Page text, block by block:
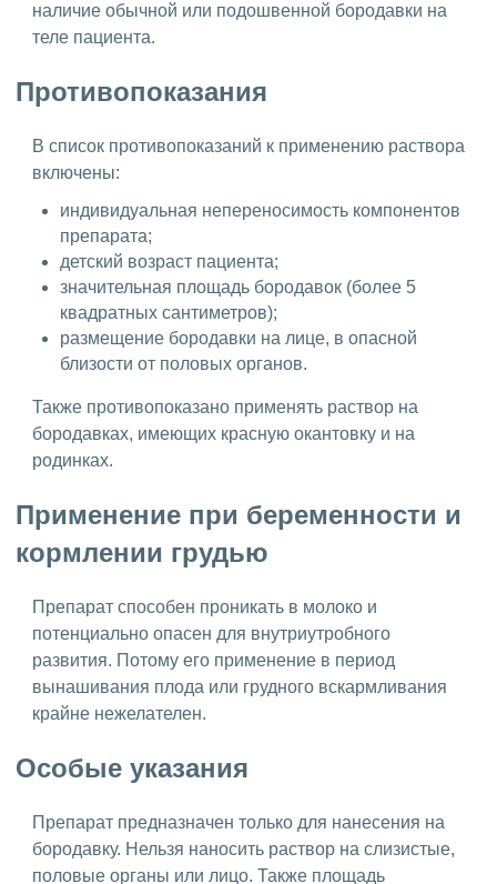
наличие обычной или подошвенной бородавки на
теле пациента.
Противопоказания
В список противопоказаний к применению раствора
включены:
индивидуальная непереносимость компонентов
препарата;
детский возраст пациента;
значительная площадь бородавок (более 5
квадратных сантиметров);
размещение бородавки на лице, в опасной
близости от половых органов.
Также противопоказано применять раствор на
бородавках, имеющих красную окантовку и на
родинках.
Применение при беременности и
кормлении грудью
Препарат способен проникать в молоко и
потенциально опасен для внутриутробного
развития. Потому его применение в период
вынашивания плода или грудного вскармливания
крайне нежелателен.
Особые указания
Препарат предназначен только для нанесения на
бородавку. Нельзя наносить раствор на слизистые,
половые органы или лицо. Также площадь